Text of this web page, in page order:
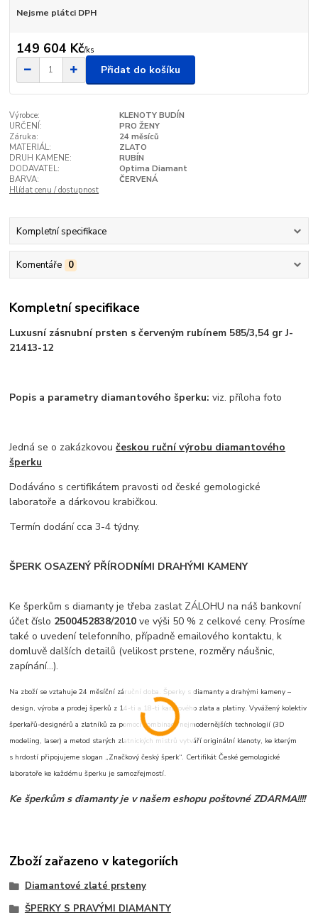
Nejsme plátci DPH
149 604 Kč/ks
Přidat do košíku
Výrobce:
KLENOTY BUDÍN
URČENÍ:
PRO ŽENY
Záruka:
24 měsíců
MATERIÁL:
ZLATO
DRUH KAMENE:
RUBÍN
DODAVATEL:
Optima Diamant
BARVA:
ČERVENÁ
Hlídat cenu / dostupnost
Kompletní specifikace
Komentáře 0
Kompletní specifikace
Luxusní zásnubní prsten s červeným rubínem 585/3,54 gr J-
21413-12
Popis a parametry diamantového šperku: viz. příloha foto
Jedná se o zakázkovoučeskou ruční výrobu diamantového
šperku
Dodáváno s certifikátem pravosti od české gemologické
laboratoře a dárkovou krabičkou.
Termín dodání cca 3-4 týdny.
ŠPERK OSAZENÝ PŘÍRODNÍMI DRAHÝMI KAMENY
Ke šperkům s diamanty je třeba zaslat ZÁLOHU na náš bankovní
účet číslo 2500452838/2010ve výši 50 % z celkové ceny. Prosíme
také o uvedení telefonního, případně emailového kontaktu, k
domluvě dalších detailů (velikost prstene, rozměry náušnic,
zapínání...).
Na zboží se vztahuje 24 měsíční záruční doba. Šperky s diamanty a drahými kameny –
design, výroba a prodej šperků z 14-ti a 18-ti karátového zlata a platiny. Vyvážený kolektiv
šperkařů-designérů a zlatníků za pomoci kombinace nejmodernějších technologií (3D
modeling, laser) a metod starých zlatnických mistrů vytváří originální klenoty, ke kterým
s hrdostí připojujeme slogan „Značkový český šperk“. Certifikát České gemologické
laboratoře ke každému šperku je samozřejmostí.
Ke šperkům s diamanty je v našem eshopu poštovné ZDARMA!!!!
Zboží zařazeno v kategoriích
Diamantové zlaté prsteny
ŠPERKY S PRAVÝMI DIAMANTY